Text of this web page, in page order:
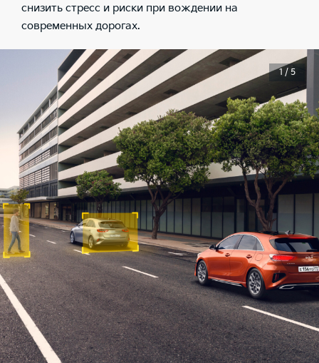
снизить стресс и риски при вождении на
современных дорогах.
1 / 5